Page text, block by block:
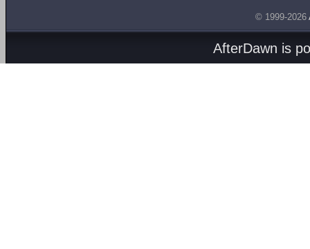
© 1999-2026
AfterDawn is